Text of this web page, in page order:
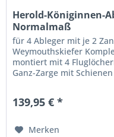
Herold-Königinnen-
Normalmaß
für 4 Ableger mit je 2
Weymouthskiefer
montiert mit 4
Ganz-Zarge mit
139,95 € *
Merken